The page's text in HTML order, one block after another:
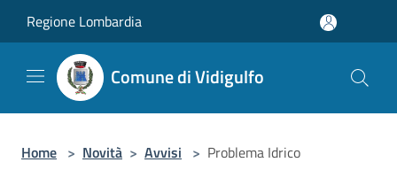
Regione Lombardia
Comune di Vidigulfo
Home > Novità > Avvisi > Problema Idrico